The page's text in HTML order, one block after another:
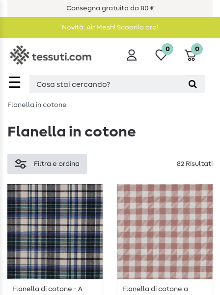
Consegna gratuita da 80 €
Novità: Air Mesh! Scoprilo ora!
☰
0 0
Flanella in cotone
Flanella in cotone
Filtra e ordina 82 Risultati
Flanella di cotone - A
Flanella di cotone a